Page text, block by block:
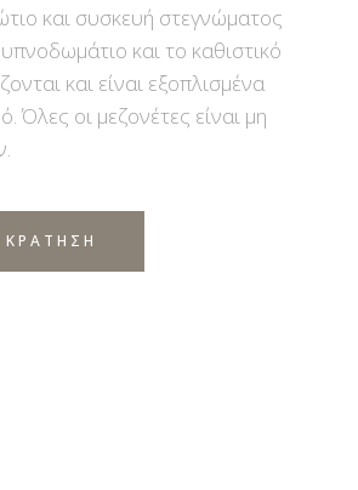
και συσκευή στεγνώματος
και το καθιστικό
και είναι εξοπλισμένα
Όλες οι μεζονέτες είναι μη